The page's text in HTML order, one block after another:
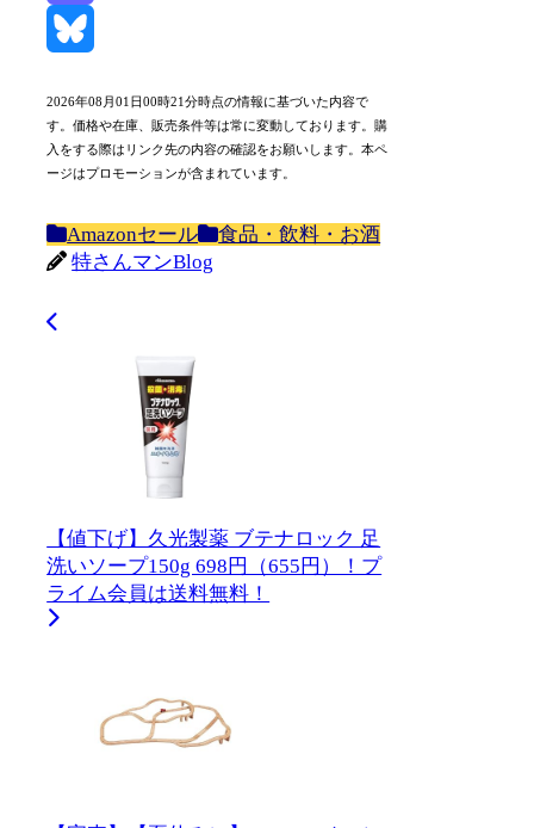
Mastodon
2026年08月01日00時21分時点の情報に基づいた内容で
す。価格や在庫、販売条件等は常に変動しております。購
入をする際はリンク先の内容の確認をお願いします。本ペ
ージはプロモーションが含まれています。
Amazonセール
食品・飲料・お酒
特さんマンBlog
【値下げ】久光製薬 ブテナロック 足
洗いソープ150g 698円（655円）！プ
ライム会員は送料無料！